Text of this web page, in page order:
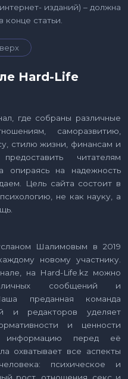
изданий) – должна
конце статьи.
Hard-Life
где собраны различные
саморазвитию,
стилю жизни, финансам и
читателям
опираясь на надежность
Цель сайта состоит в
не как науку, а
Шалимовым в 2019
новому участнику.
на Hard-Life.kz можно
личных сообщений и
преданная команда
и редакторов уделяет
и ценности
информацию перед её
охватывает все аспекты
психическое и